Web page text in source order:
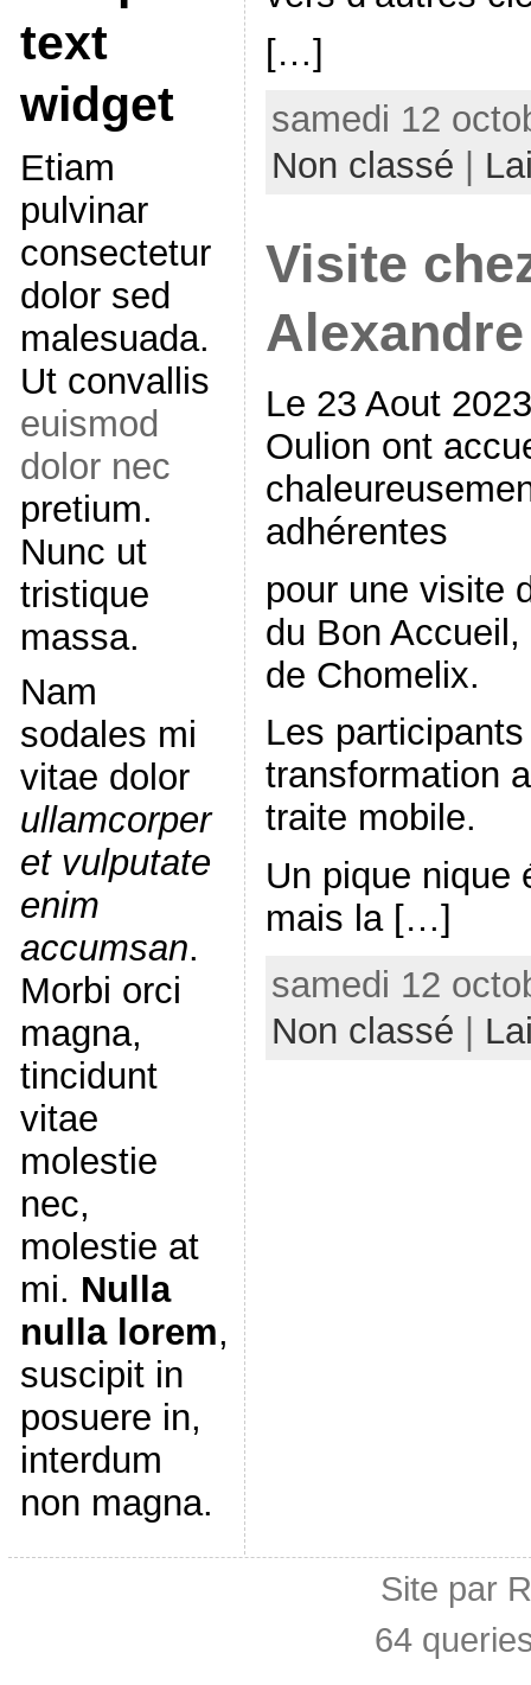
text
widget
Etiam
pulvinar
consectetur
dolor sed
malesuada.
Ut convallis
euismod
dolor nec
pretium.
Nunc ut
tristique
massa.
Nam
sodales mi
vitae dolor
ullamcorper
et vulputate
enim
accumsan.
Morbi orci
magna,
tincidunt
vitae
molestie
nec,
molestie at
mi. Nulla
nulla lorem,
suscipit in
posuere in,
interdum
non magna.
[…]
samedi 12
Non classé
Visite
Le 23 Aout
Oulion ont
adhérentes
pour une visite
du Bon
de Chomelix.
Les
transformation
traite mobile.
Un pique nique
mais la […]
samedi 12
Non classé
Site par
64